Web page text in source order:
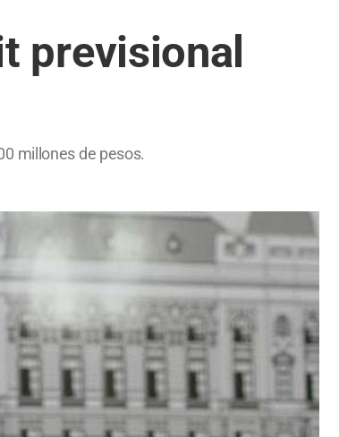
previsional
millones de pesos.